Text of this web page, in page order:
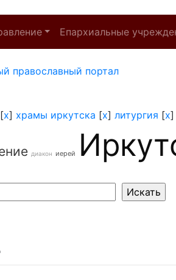
Епархиальные
православный портал
[x] храмы иркутска [x] литургия [x]
диакон иерей